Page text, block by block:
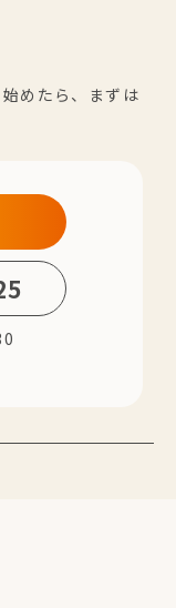
めたら、まずは